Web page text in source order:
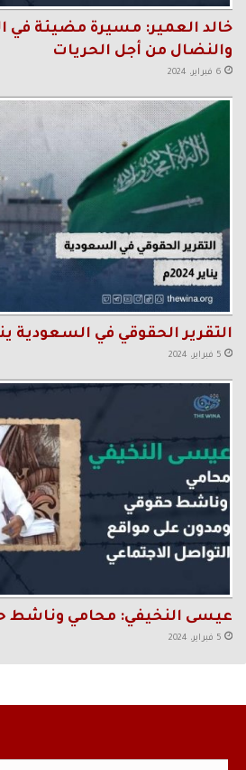
خالد العمير: مسيرة مضيئة في
والنضال من أجل الحريات
6 فبراير، 2024
التقرير الحقوقي في السعودية يناير
5 فبراير، 2024
عيسى النخيفي: محامي وناشط
5 فبراير، 2024
Search